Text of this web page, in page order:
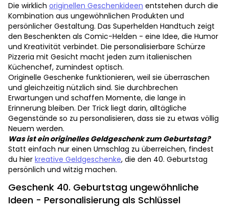
Die wirklich originellen Geschenkideen entstehen durch die
Kombination aus ungewöhnlichen Produkten und
persönlicher Gestaltung. Das Superhelden Handtuch zeigt
den Beschenkten als Comic-Helden - eine Idee, die Humor
und Kreativität verbindet. Die personalisierbare Schürze
Pizzeria mit Gesicht macht jeden zum italienischen
Küchenchef, zumindest optisch.
Originelle Geschenke funktionieren, weil sie überraschen
und gleichzeitig nützlich sind. Sie durchbrechen
Erwartungen und schaffen Momente, die lange in
Erinnerung bleiben. Der Trick liegt darin, alltägliche
Gegenstände so zu personalisieren, dass sie zu etwas völlig
Neuem werden.
Was ist ein originelles Geldgeschenk zum Geburtstag?
Statt einfach nur einen Umschlag zu überreichen, findest
du hier kreative Geldgeschenke, die den 40. Geburtstag
persönlich und witzig machen.
Geschenk 40. Geburtstag ungewöhnliche
Ideen - Personalisierung als Schlüssel